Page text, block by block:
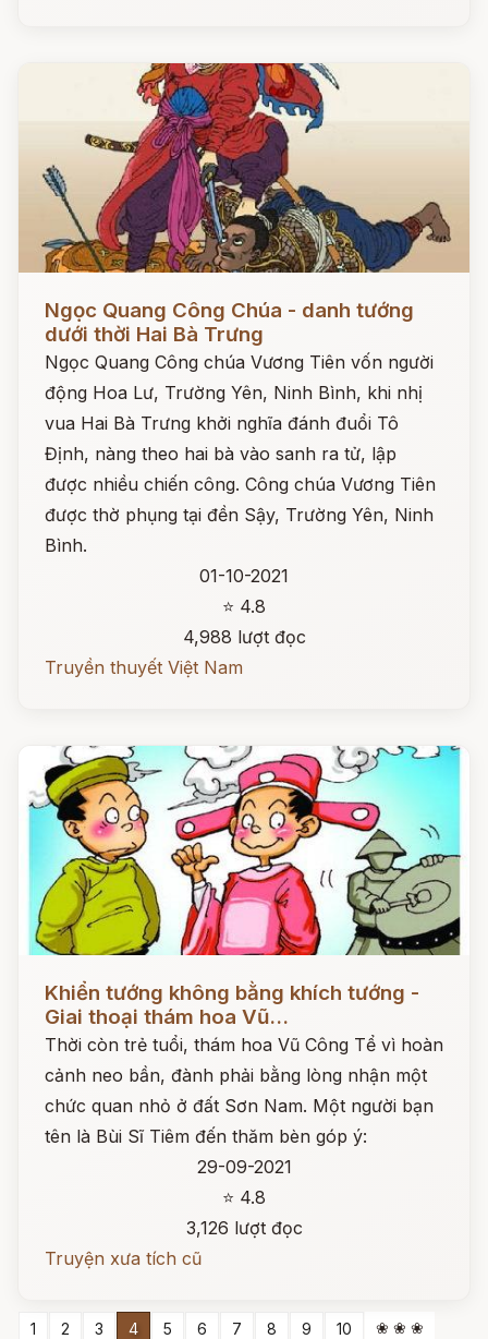
Ngọc Quang Công Chúa - danh tướng
dưới thời Hai Bà Trưng
Ngọc Quang Công chúa Vương Tiên vốn người
động Hoa Lư, Trường Yên, Ninh Bình, khi nhị
vua Hai Bà Trưng khởi nghĩa đánh đuổi Tô
Định, nàng theo hai bà vào sanh ra tử, lập
được nhiều chiến công. Công chúa Vương Tiên
được thờ phụng tại đền Sậy, Trường Yên, Ninh
Bình.
01-10-2021
⭐ 4.8
4,988 lượt đọc
Truyền thuyết Việt Nam
Đọc ngay
Khiển tướng không bằng khích tướng -
Giai thoại thám hoa Vũ...
Thời còn trẻ tuổi, thám hoa Vũ Công Tể vì hoàn
cảnh neo bần, đành phải bằng lòng nhận một
chức quan nhỏ ở đất Sơn Nam. Một người bạn
tên là Bùi Sĩ Tiêm đến thăm bèn góp ý:
29-09-2021
⭐ 4.8
3,126 lượt đọc
Truyện xưa tích cũ
1 2 3 4 5 6 7 8 9 10
❀ ❀ ❀